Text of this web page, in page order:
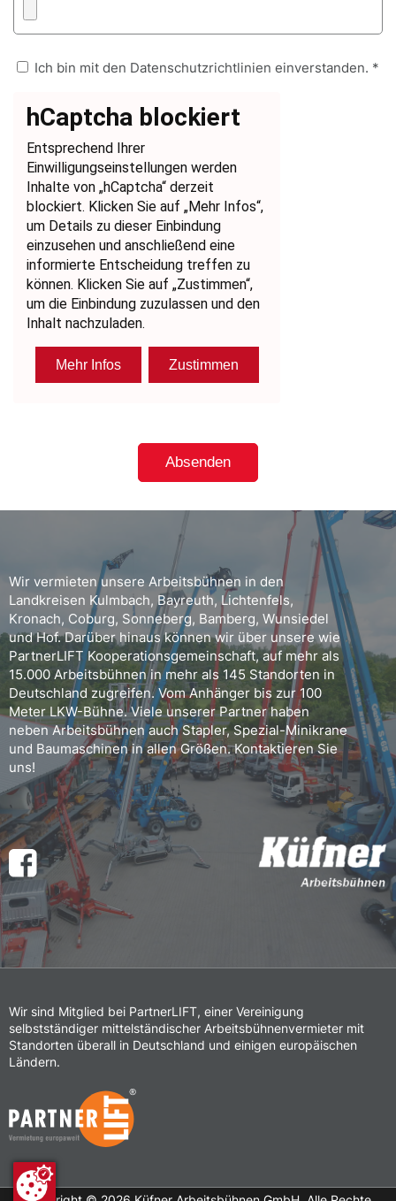
Ich bin mit den Datenschutzrichtlinien einverstanden. *
Wir vermieten unsere Arbeitsbühnen in den
Landkreisen Kulmbach, Bayreuth, Lichtenfels,
Kronach, Coburg, Sonneberg, Bamberg, Wunsiedel
und Hof. Darüber hinaus können wir über unsere wie
PartnerLIFT Kooperationsgemeinschaft, auf mehr als
15.000 Arbeitsbühnen in mehr als 145 Standorten in
Deutschland zugreifen. Vom Anhänger bis zur 100
Meter LKW-Bühne. Viele unserer Partner haben
neben Arbeitsbühnen auch Stapler, Spezial-Minikrane
und Baumaschinen in allen Größen. Kontaktieren Sie
uns!
Wir sind Mitglied bei PartnerLIFT, einer Vereinigung
selbstständiger mittelständischer Arbeitsbühnenvermieter mit
Standorten überall in Deutschland und einigen europäischen
Ländern.